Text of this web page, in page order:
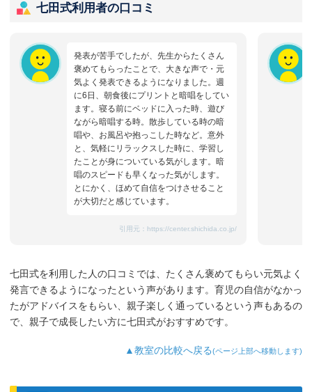
七田式利用者の口コミ
発表が苦手でしたが、先生からたくさん
褒めてもらったことで、大きな声で・元
気よく発表できるようになりました。週
に6日、朝食後にプリントと暗唱をしてい
ます。寝る前にベッドに入った時、遊び
ながら暗唱する時。散歩している時の暗
唱や、お風呂や抱っこした時など。意外
と、気軽にリラックスした時に、学習し
たことが身についている気がします。暗
唱のスピードも早くなった気がします。
とにかく、ほめて自信をつけさせること
が大切だと感じています。
引用元： https://center.shichida.co.jp/
七田式を利用した人の口コミでは、たくさん褒めてもらい元気よく
発言できるようになったという声があります。育児の自信がなかっ
たがアドバイスをもらい、親子楽しく通っているという声もあるの
で、親子で成長したい方に七田式がおすすめです。
▲教室の比較へ戻る(ページ上部へ移動します)